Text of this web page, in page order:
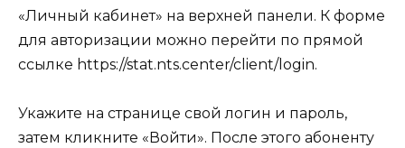
«Личный кабинет» на верхней панели. К форме
для авторизации можно перейти по прямой
ссылке https://stat.nts.center/client/login.
Укажите на странице свой логин и пароль,
затем кликните «Войти». После этого абоненту